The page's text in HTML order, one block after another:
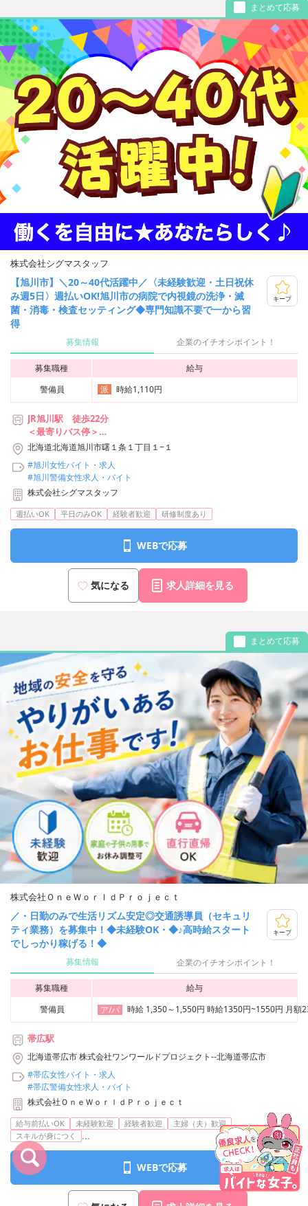
まとめて応募
株式会社シグマスタッフ
【旭川市】＼20～40代活躍中／〈未経験歓迎・土日祝休
み週5日〉週払いOK!旭川市の病院で内視鏡の洗浄・滅
菌・消毒・検査セッティング◆専門知識不要で一から習
得
キープ
募集情報 企業のイチオシポイント！
募集職種
給与
警備員
派 時給1,110円
JR旭川駅 徒歩22分
＜最寄りバス停＞
青雲小学校前
ツルハドラッグ前
※車通勤不可
北海道北海道旭川市曙１条１丁目１−１
#旭川女性バイト・求人
#旭川警備女性求人・バイト
株式会社シグマスタッフ
週払いOK 平日のみOK 経験者歓迎 研修制度あり
WEBで応募
気になる 求人詳細を見る
まとめて応募
株式会社ＯｎｅＷｏｒｌｄＰｒｏｊｅｃｔ
／・日勤のみで生活リズム安定◎交通誘導員（セキュリ
ティ業務）を募集中！◆未経験OK・◆♪高時給スタート
でしっかり稼げる！◆
キープ
募集情報 企業のイチオシポイント！
募集職種
給与
警備員
ア/パ 時給 1,350～1,550円 時給1350円~1550円 月
帯広駅
北海道帯広市 株式会社ワンワールドプロジェクト--北海道帯広市
#帯広女性バイト・求人
#帯広警備女性求人・バイト
株式会社ＯｎｅＷｏｒｌｄＰｒｏｊｅｃｔ
給与前払いOK 未経験歓迎 経験者歓迎
主婦（夫）歓迎
スキルが身につく
...
WEBで応募